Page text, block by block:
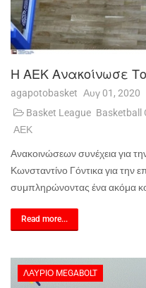
Η ΑΕΚ Ανακοίνωσε
agapotobasket Αυγ 01, 2020
Basket League Basketball
ΑΕΚ
Ανακοινώσεων συνέχεια για
Κωνσταντίνο Γόντικα για την
συμπληρώνοντας ένα ακόμα
Read more...
ΛΑΎΡΙΟ MEGABOLT